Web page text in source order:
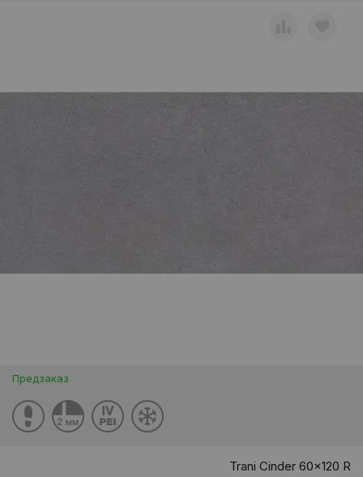
Предзаказ
Trani Cinder 60x120 R